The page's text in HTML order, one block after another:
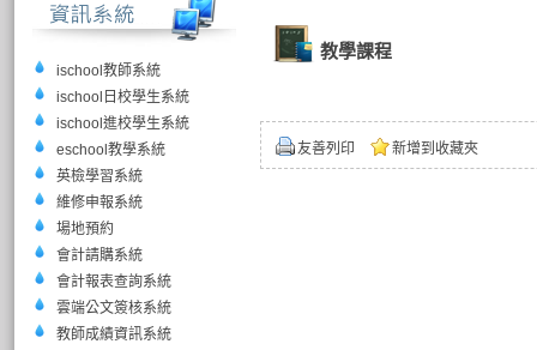
ischool教師系統
ischool日校學生系統
ischool進校學生系統
eschool教學系統
英檢學習系統
維修申報系統
場地預約
會計請購系統
會計報表查詢系統
雲端公文簽核系統
教師成績資訊系統
教學課程
友善列印 新增到收藏夾